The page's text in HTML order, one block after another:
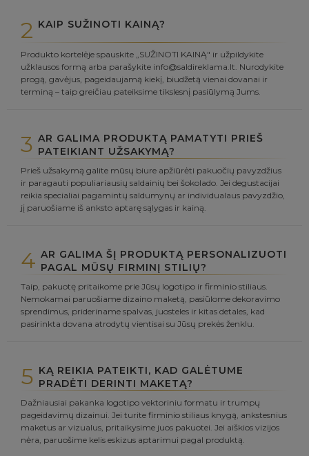
2 KAIP SUŽINOTI KAINĄ?
Produkto kortelėje spauskite „SUŽINOTI KAINĄ" ir užpildykite
užklausos formą arba parašykite info@saldireklama.lt. Nurodykite
progą, gavėjus, pageidaujamą kiekį, biudžetą vienai dovanai ir
terminą – taip greičiau pateiksime tikslesnį pasiūlymą Jums.
3 AR GALIMA PRODUKTĄ PAMATYTI PRIEŠ
PATEIKIANT UŽSAKYMĄ?
Prieš užsakymą galite mūsų biure apžiūrėti pakuočių pavyzdžius
ir paragauti populiariausių saldainių bei šokolado. Jei degustacijai
reikia specialiai pagamintų saldumynų ar individualaus pavyzdžio,
jį paruošiame iš anksto aptarę sąlygas ir kainą.
4 AR GALIMA ŠĮ PRODUKTĄ PERSONALIZUOTI
PAGAL MŪSŲ FIRMINĮ STILIŲ?
Taip, pakuotę pritaikome prie Jūsų logotipo ir firminio stiliaus.
Nemokamai paruošiame dizaino maketą, pasiūlome dekoravimo
sprendimus, prideriname spalvas, juosteles ir kitas detales, kad
pasirinkta dovana atrodytų vientisai su Jūsų prekės ženklu.
5 KĄ REIKIA PATEIKTI, KAD GALĖTUME
PRADĖTI DERINTI MAKETĄ?
Dažniausiai pakanka logotipo vektoriniu formatu ir trumpų
pageidavimų dizainui. Jei turite firminio stiliaus knygą, ankstesnius
maketus ar vizualus, pritaikysime juos pakuotei. Jei aiškios vizijos
nėra, paruošime kelis eskizus aptarimui pagal produktą.